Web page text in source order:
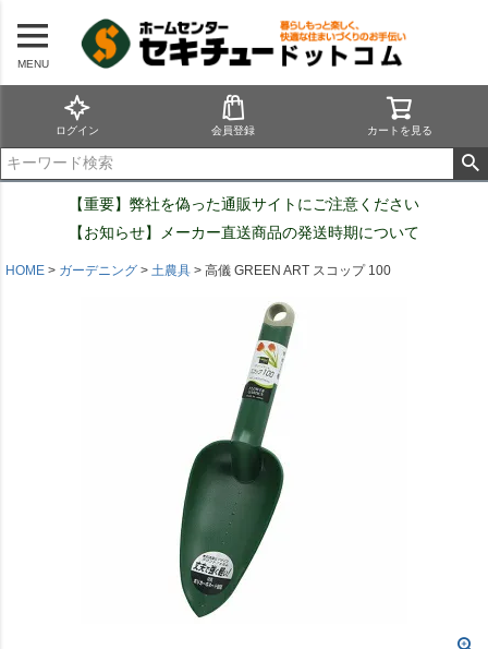
MENU
ログイン 会員登録 カートを見る
【重要】弊社を偽った通販サイトにご注意ください
【お知らせ】メーカー直送商品の発送時期について
HOME ガーデニング 土農具 高儀 GREEN ART スコップ 100